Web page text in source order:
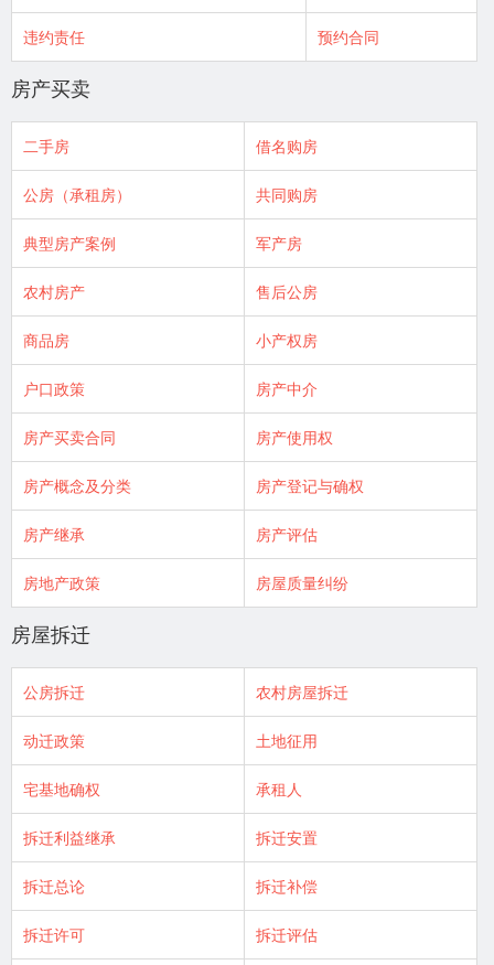
违约责任 预约合同
房产买卖
二手房 借名购房
公房（承租房） 共同购房
典型房产案例 军产房
农村房产 售后公房
商品房 小产权房
户口政策 房产中介
房产买卖合同 房产使用权
房产概念及分类 房产登记与确权
房产继承 房产评估
房地产政策 房屋质量纠纷
房屋拆迁
公房拆迁 农村房屋拆迁
动迁政策 土地征用
宅基地确权 承租人
拆迁利益继承 拆迁安置
拆迁总论 拆迁补偿
拆迁许可 拆迁评估